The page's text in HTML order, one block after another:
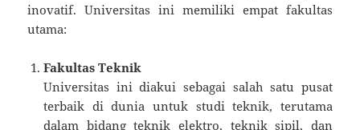
inovatif. Universitas ini memiliki empat fakultas
utama:
Fakultas Teknik
Universitas ini diakui sebagai salah satu pusat
terbaik di dunia untuk studi teknik, terutama
dalam bidang teknik elektro, teknik sipil, dan